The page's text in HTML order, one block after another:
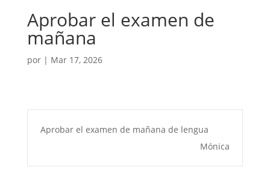
Aprobar el examen de
mañana
por | Mar 17, 2026
Aprobar el examen de mañana de lengua
Mónica